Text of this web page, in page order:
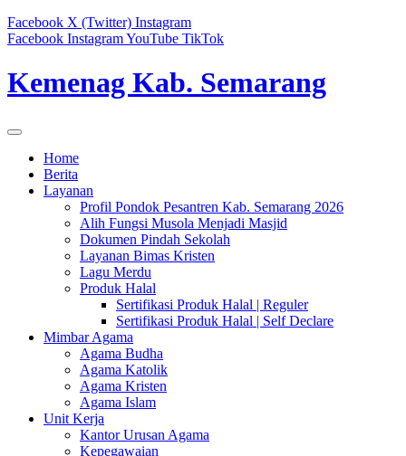
Facebook X (Twitter) Instagram
Facebook InstagramYouTube TikTok
Kemenag Kab. Semarang
Home
Berita
Layanan
Profil Pondok Pesantren Kab. Semarang 2026
Alih Fungsi Musola Menjadi Masjid
Dokumen Pindah Sekolah
Layanan Bimas Kristen
Lagu Merdu
Produk Halal
Sertifikasi Produk Halal | Reguler
Sertifikasi Produk Halal | Self Declare
Mimbar Agama
Agama Budha
Agama Katolik
Agama Kristen
Agama Islam
Unit Kerja
Kantor Urusan Agama
Kepegawaian